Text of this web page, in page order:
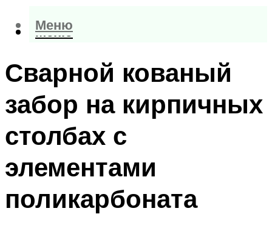
Меню
Меню
Сварной кованый
забор на кирпичных
столбах с
элементами
поликарбоната